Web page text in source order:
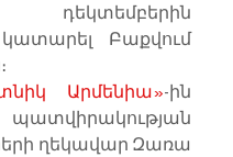
դեկտեմբերին
Բաքվում
Արմենիա»-ին
ղեկավար Զառա